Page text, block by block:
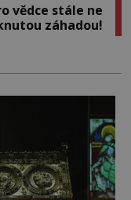
vědce stále ne
záhadou!